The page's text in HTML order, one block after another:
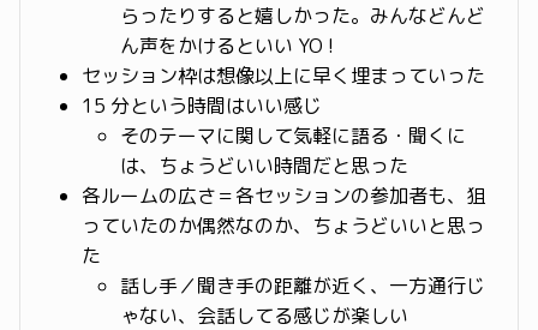
らったりすると嬉しかった。みんなどんど
ん声をかけるといい YO !
セッション枠は想像以上に早く埋まっていった
15 分という時間はいい感じ
そのテーマに関して気軽に語る・聞くに
は、ちょうどいい時間だと思った
各ルームの広さ＝各セッションの参加者も、狙
っていたのか偶然なのか、ちょうどいいと思っ
た
話し手／聞き手の距離が近く、一方通行じ
ゃない、会話してる感じが楽しい